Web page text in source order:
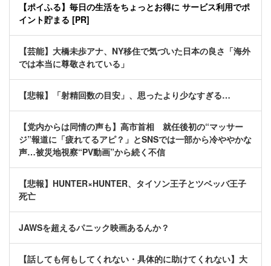
【ポイふる】毎日の生活をちょっとお得に サービス利用でポ
イント貯まる [PR]
【芸能】大橋未歩アナ、NY移住で気づいた日本の良さ「海外
では本当に尊敬されている」
【悲報】「射精回数の目安」、思ったより少なすぎる…
【党内からは同情の声も】高市首相 就任後初の“マッサー
ジ”報道に「疲れてるアピ？」とSNSでは一部から冷ややかな
声…被災地視察“PV動画”から続く不信
【悲報】HUNTER×HUNTER、タイソン王子とツベッバ王子
死亡
JAWSを超えるパニック映画あるんか？
【話しても何もしてくれない・具体的に助けてくれない】大